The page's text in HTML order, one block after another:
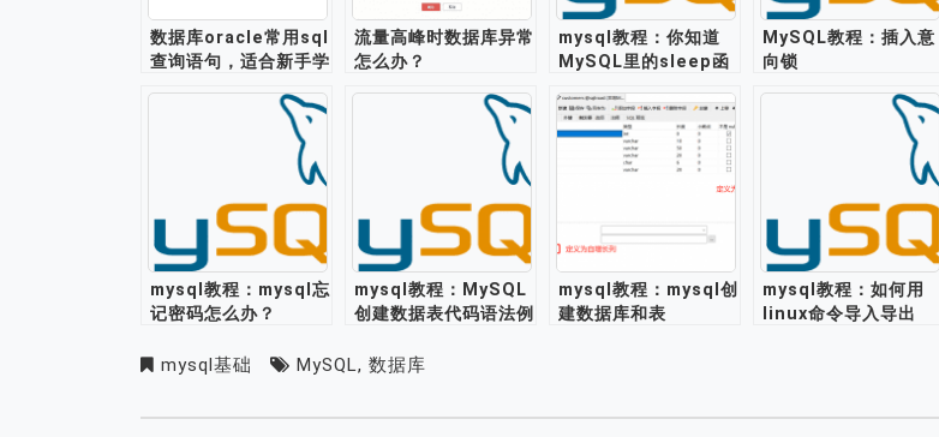
数据库oracle常用sql
查询语句，适合新手学
流量高峰时数据库异常
怎么办？
mysql教程：你知道
MySQL里的sleep函
MySQL教程：插入意
向锁
mysql教程：mysql忘
记密码怎么办？
mysql教程：MySQL
创建数据表代码语法例
mysql教程：mysql创
建数据库和表
mysql教程：如何用
linux命令导入导出
mysql基础 MySQL, 数据库